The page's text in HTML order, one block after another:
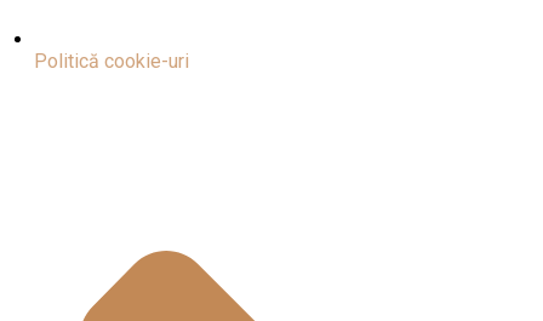
Politică cookie-uri